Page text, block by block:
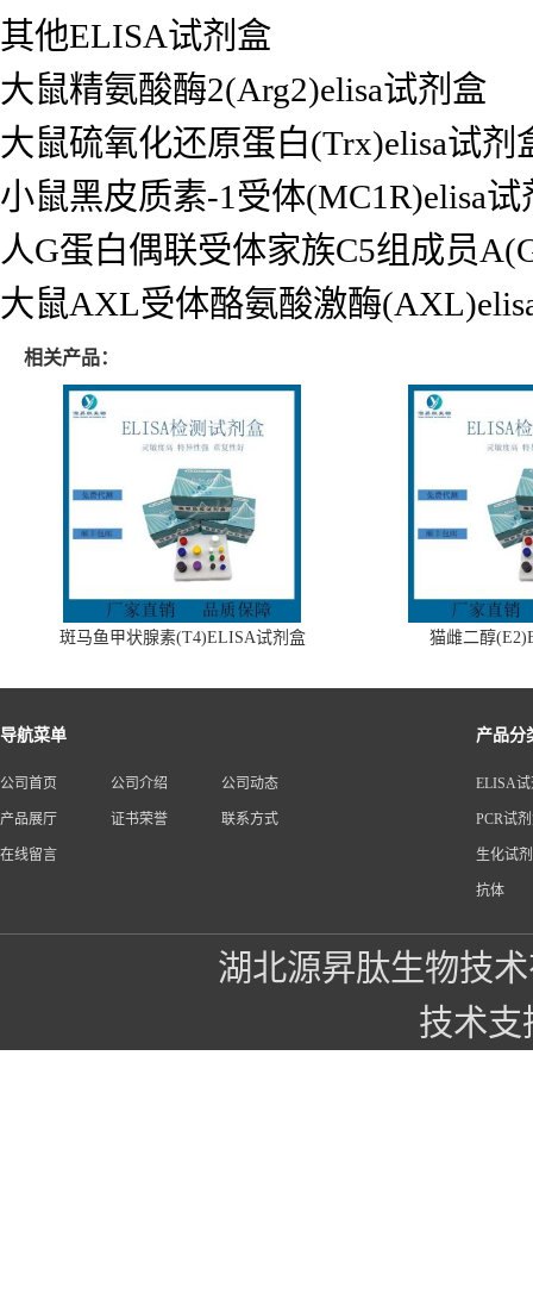
其他ELISA试剂盒
大鼠精氨酸酶2(Arg2)elisa试剂盒
大鼠硫氧化还原蛋白(Trx)elisa试剂
小鼠黑皮质素-1受体(MC1R)elisa试
人G蛋白偶联受体家族C5组成员
大鼠AXL受体酪氨酸激酶
相关产品：
斑马鱼甲状腺素(T4)ELISA试剂盒 猫雌二醇
导航菜单
公司首页 公司介绍 公司动态
产品展厅 证书荣誉 联系方式
在线留言
产品分
ELISA
PCR试
生化试
抗体
湖北源昇肽生物技
技术